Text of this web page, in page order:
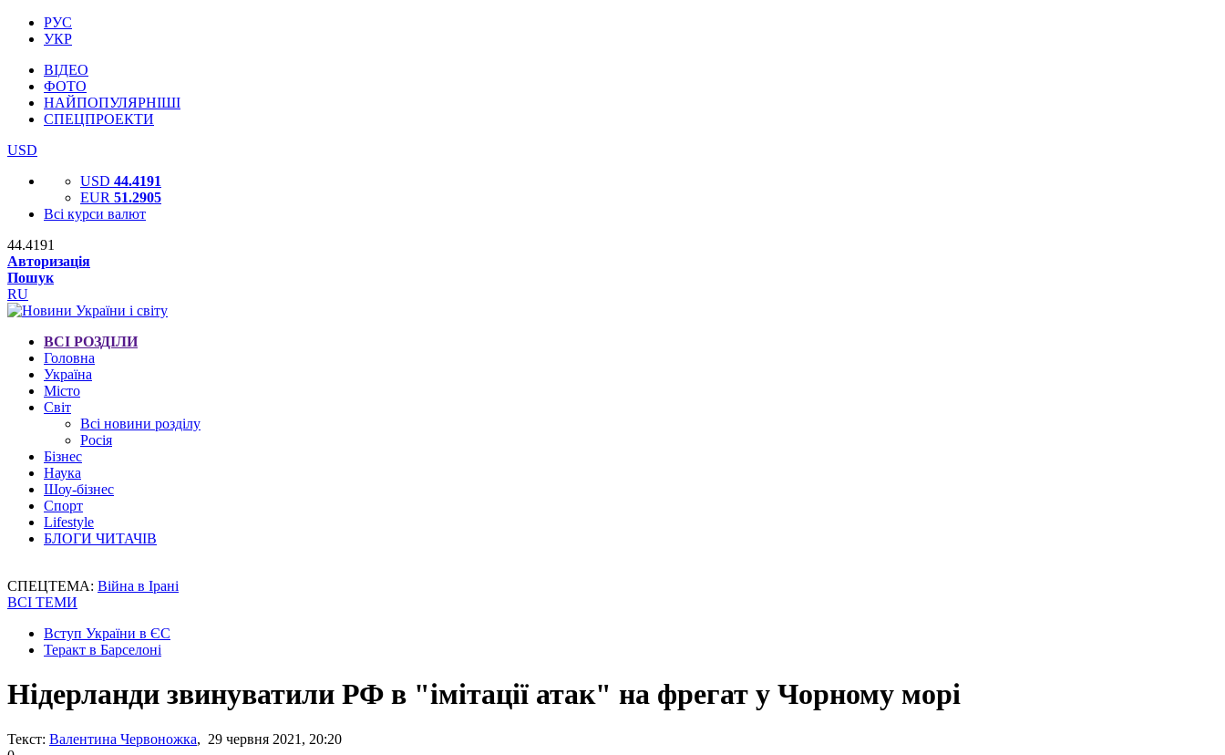
РУС
УКР
ВІДЕО
ФОТО
НАЙПОПУЛЯРНІШІ
СПЕЦПРОЕКТИ
USD
USD 44.4191
EUR 51.2905
Всі курси валют
44.4191
Авторизація
Пошук
RU
ВСІ РОЗДІЛИ
Головна
Україна
Місто
Світ
Всі новини розділу
Росія
Бізнес
Наука
Шоу-бізнес
Спорт
Lifestyle
БЛОГИ ЧИТАЧІВ
СПЕЦТЕМА: Війна в Ірані
ВСІ ТЕМИ
Вступ України в ЄС
Теракт в Барселоні
Нідерланди звинуватили РФ в "імітації атак" на фрегат у Чорному морі
Текст: Валентина Червоножка, 29 червня 2021, 20:20